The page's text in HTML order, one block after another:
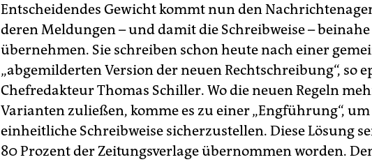
Entscheidendes Gewicht kommt nun den
deren Meldungen – und damit die Schreibweise –
übernehmen. Sie schreiben schon heute nach einer
„abgemilderten Version der neuen Rechtschreibung“, so
Chefredakteur Thomas Schiller. Wo die neuen Regeln
Varianten zuließen, komme es zu einer „Engführung“,
einheitliche Schreibweise sicherzustellen. Diese Lösung
80 Prozent der Zeitungsverlage übernommen worden.